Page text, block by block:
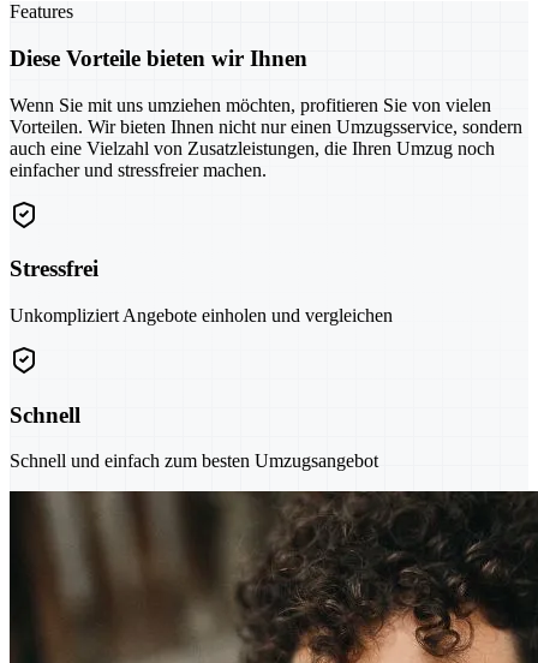
Features
Diese Vorteile bieten wir Ihnen
Wenn Sie mit uns umziehen möchten, profitieren Sie von vielen
Vorteilen. Wir bieten Ihnen nicht nur einen Umzugsservice, sondern
auch eine Vielzahl von Zusatzleistungen, die Ihren Umzug noch
einfacher und stressfreier machen.
Stressfrei
Unkompliziert Angebote einholen und vergleichen
Schnell
Schnell und einfach zum besten Umzugsangebot